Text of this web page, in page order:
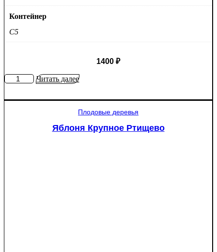
Контейнер
C5
1400 ₽
КоличествоЧитать далее
Плодовые деревья
Яблоня Крупное Ртищево